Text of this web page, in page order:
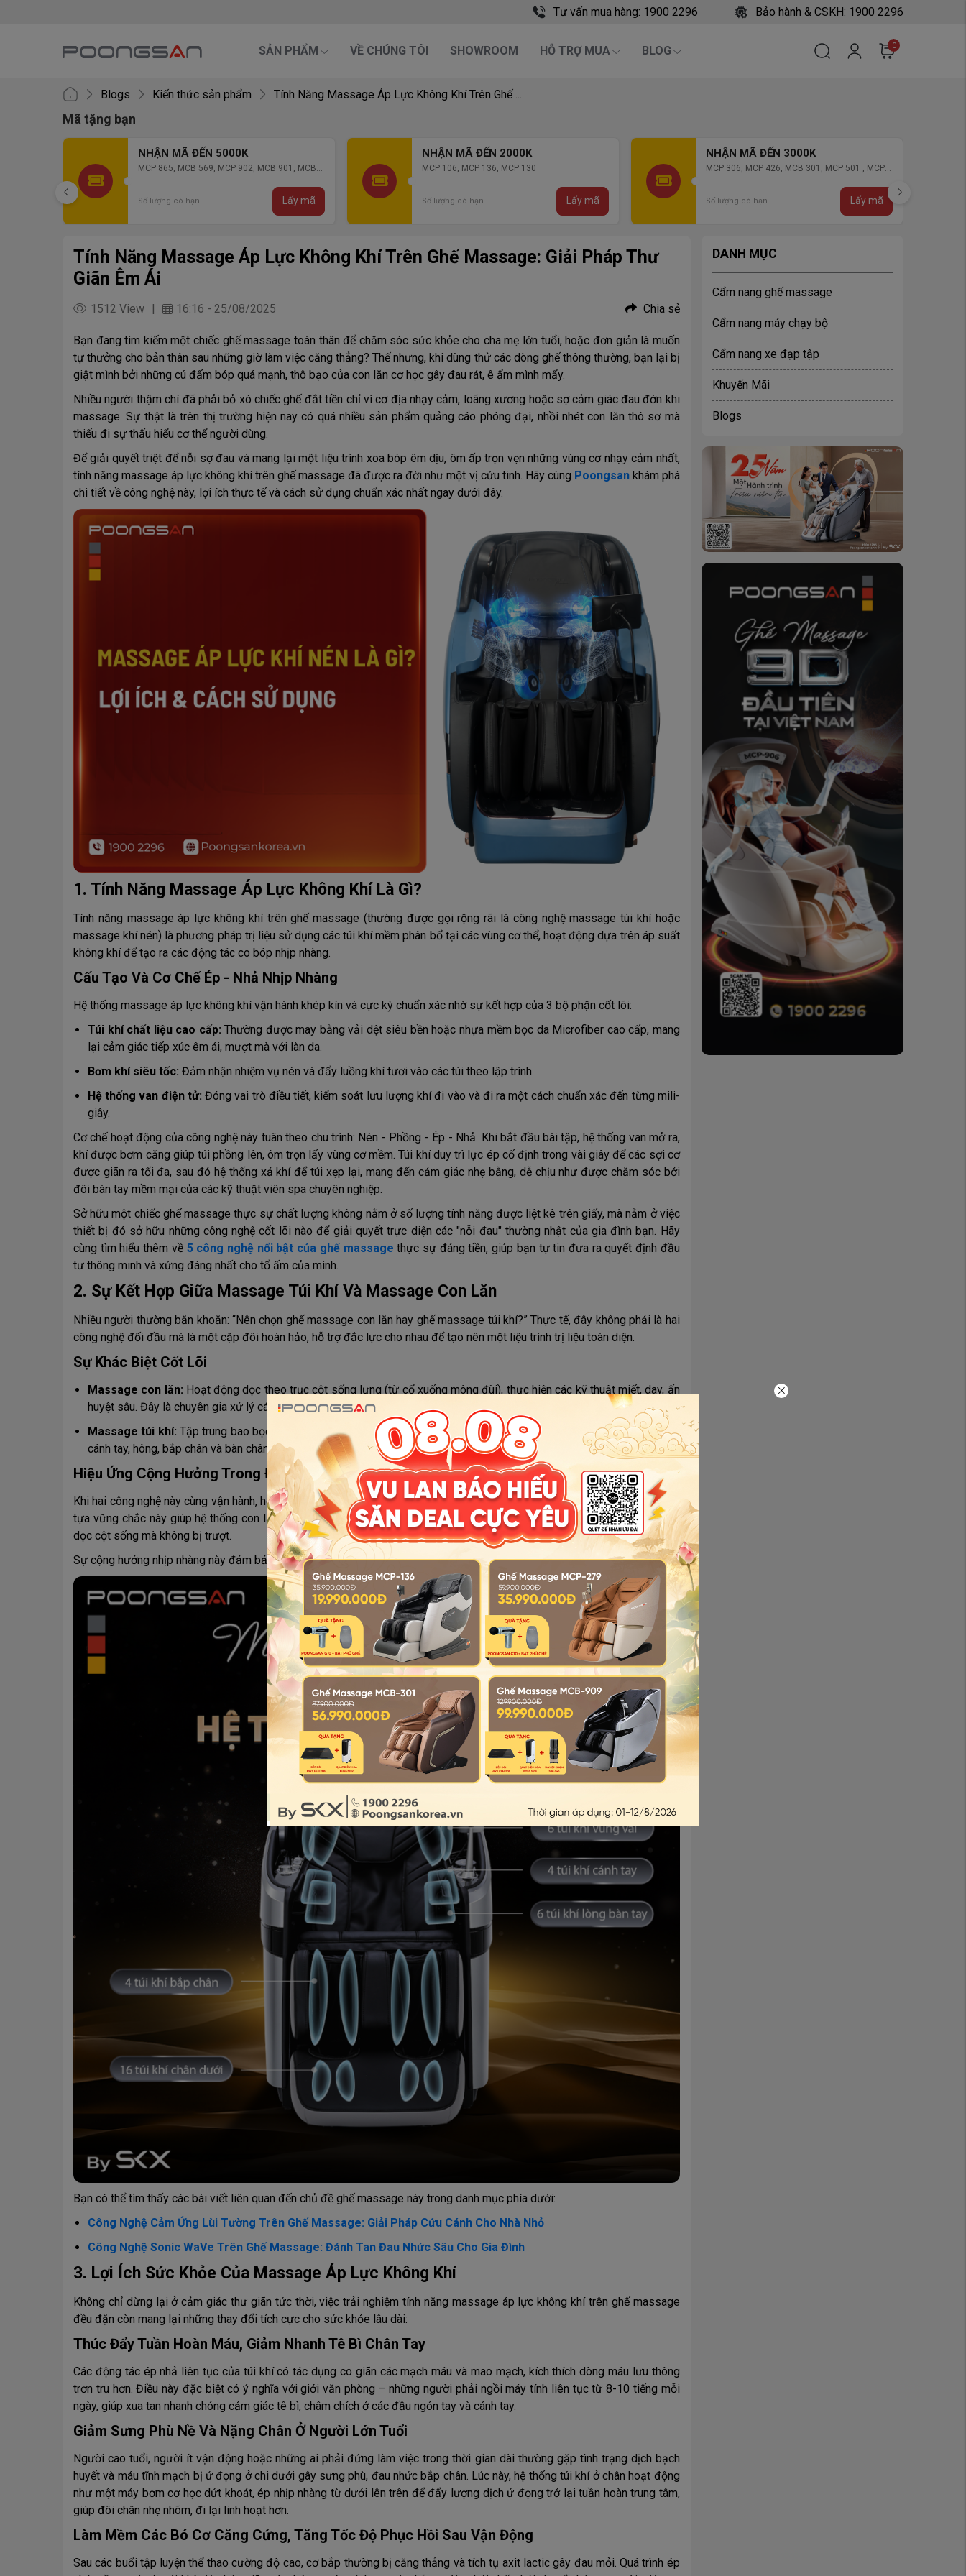
Tư vấn mua hàng: 1900 2296 Bảo hành & CSKH: 1900 2296
SẢN PHẨM VỀ CHÚNG TÔI SHOWROOM HỖ TRỢ MUA BLOG 0
Blogs Kiến thức sản phẩm Tính Năng Massage Áp Lực Không Khí Trên Ghế ...
Mã tặng bạn
NHẬN MÃ ĐẾN 2000K
MCP 106, MCP 136, MCP 130
Số lượng có hạn Lấy mã
NHẬN MÃ ĐẾN 3000K
MCP 306, MCP 426, MCB 301, MCP 501 , MCP
Số lượng có hạn Lấy mã
NHẬN MÃ ĐẾN 5000K
MCP 865, MCB 569, MCP 902, MCB 901, MCB
Số lượng có hạn Lấy mã
Tính Năng Massage Áp Lực Không Khí Trên Ghế Massage: Giải Pháp Thư
Giãn Êm Ái
1512 View 16:16 - 25/08/2025 Chia sẻ
Bạn đang tìm kiếm một chiếc ghế massage toàn thân để chăm sóc sức khỏe cho cha mẹ lớn tuổi, hoặc đơn giản là muốn
tự thưởng cho bản thân sau những giờ làm việc căng thẳng? Thế nhưng, khi dùng thử các dòng ghế thông thường, bạn lại bị
giật mình bởi những cú đấm bóp quá mạnh, thô bạo của con lăn cơ học gây đau rát, ê ẩm mình mẩy.
Nhiều người thậm chí đã phải bỏ xó chiếc ghế đắt tiền chỉ vì cơ địa nhạy cảm, loãng xương hoặc sợ cảm giác đau đớn khi
massage. Sự thật là trên thị trường hiện nay có quá nhiều sản phẩm quảng cáo phóng đại, nhồi nhét con lăn thô sơ mà
thiếu đi sự thấu hiểu cơ thể người dùng.
Để giải quyết triệt để nỗi sợ đau và mang lại một liệu trình xoa bóp êm dịu, ôm ấp trọn vẹn những vùng cơ nhạy cảm nhất,
tính năng massage áp lực không khí trên ghế massage đã được ra đời như một vị cứu tinh. Hãy cùng Poongsankhám phá
chi tiết về công nghệ này, lợi ích thực tế và cách sử dụng chuẩn xác nhất ngay dưới đây.
1. Tính Năng Massage Áp Lực Không Khí Là Gì?
Tính năng massage áp lực không khí trên ghế massage (thường được gọi rộng rãi là công nghệ massage túi khí hoặc
massage khí nén) là phương pháp trị liệu sử dụng các túi khí mềm phân bổ tại các vùng cơ thể, hoạt động dựa trên áp suất
không khí để tạo ra các động tác co bóp nhịp nhàng.
Cấu Tạo Và Cơ Chế Ép - Nhả Nhịp Nhàng
Hệ thống massage áp lực không khí vận hành khép kín và cực kỳ chuẩn xác nhờ sự kết hợp của 3 bộ phận cốt lõi:
Túi khí chất liệu cao cấp:Thường được may bằng vải dệt siêu bền hoặc nhựa mềm bọc da Microfiber cao cấp, mang
lại cảm giác tiếp xúc êm ái, mượt mà với làn da.
Bơm khí siêu tốc: Đảm nhận nhiệm vụ nén và đẩy luồng khí tươi vào các túi theo lập trình.
Hệ thống van điện tử:Đóng vai trò điều tiết, kiểm soát lưu lượng khí đi vào và đi ra một cách chuẩn xác đến từng mili-
giây.
Cơ chế hoạt động của công nghệ này tuân theo chu trình: Nén - Phồng - Ép - Nhả. Khi bắt đầu bài tập, hệ thống van mở ra,
khí được bơm căng giúp túi phồng lên, ôm trọn lấy vùng cơ mềm. Túi khí duy trì lực ép cố định trong vài giây để các sợi cơ
được giãn ra tối đa, sau đó hệ thống xả khí để túi xẹp lại, mang đến cảm giác nhẹ bẫng, dễ chịu như được chăm sóc bởi
đôi bàn tay mềm mại của các kỹ thuật viên spa chuyên nghiệp.
Sở hữu một chiếc ghế massage thực sự chất lượng không nằm ở số lượng tính năng được liệt kê trên giấy, mà nằm ở việc
thiết bị đó sở hữu những công nghệ cốt lõi nào để giải quyết trực diện các "nỗi đau" thường nhật của gia đình bạn. Hãy
cùng tìm hiểu thêm về 5 công nghệ nổi bật của ghế massage thực sự đáng tiền, giúp bạn tự tin đưa ra quyết định đầu
tư thông minh và xứng đáng nhất cho tổ ấm của mình.
2. Sự Kết Hợp Giữa Massage Túi Khí Và Massage Con Lăn
Nhiều người thường băn khoăn: “Nên chọn ghế massage con lăn hay ghế massage túi khí?” Thực tế, đây không phải là hai
công nghệ đối đầu mà là một cặp đôi hoàn hảo, hỗ trợ đắc lực cho nhau để tạo nên một liệu trình trị liệu toàn diện.
Sự Khác Biệt Cốt Lõi
Massage con lăn: Hoạt động dọc theo trục cột sống lưng (từ cổ xuống mông đùi), thực hiện các kỹ thuật miết, day, ấn
huyệt sâu. Đây là chuyên gia xử lý các điểm đau mỏi tầng sâu ở hệ xương khớp.
Massage túi khí:Tập trung bao bọc những vùng cơ mềm lớn, trải rộng mà con lăn không thể tiếp cận được như bả vai,
cánh tay, hông, bắp chân và bàn chân.
Hiệu Ứng Cộng Hưởng Trong Đấm - Ngoài Xoa
Khi hai công nghệ này cùng vận hành, hệ thống túi khí hông và vai sẽ phồng lên, giữ chặt cơ thể cố định vào lòng ghế. Điểm
tựa vững chắc này giúp hệ thống con lăn phía sau lưng có thể nhô cao hơn, miết sâu và chính xác hơn vào các huyệt đạo
dọc cột sống mà không bị trượt.
Sự cộng hưởng nhịp nhàng này đảm bảo mọi bó cơ trên cơ thể, từ bề mặt đến tầng sâu, đều được chăm sóc trọn vẹn.
Bạn có thể tìm thấy các bài viết liên quan đến chủ đề ghế massage này trong danh mục phía dưới:
Công Nghệ Cảm Ứng Lùi Tường Trên Ghế Massage: Giải Pháp Cứu Cánh Cho Nhà Nhỏ
Công Nghệ Sonic WaVe Trên Ghế Massage: Đánh Tan Đau Nhức Sâu Cho Gia Đình
3. Lợi Ích Sức Khỏe Của Massage Áp Lực Không Khí
Không chỉ dừng lại ở cảm giác thư giãn tức thời, việc trải nghiệm tính năng massage áp lực không khí trên ghế massage
đều đặn còn mang lại những thay đổi tích cực cho sức khỏe lâu dài:
Thúc Đẩy Tuần Hoàn Máu, Giảm Nhanh Tê Bì Chân Tay
Các động tác ép nhả liên tục của túi khí có tác dụng co giãn các mạch máu và mao mạch, kích thích dòng máu lưu thông
trơn tru hơn. Điều này đặc biệt có ý nghĩa với giới văn phòng – những người phải ngồi máy tính liên tục từ 8-10 tiếng mỗi
ngày, giúp xua tan nhanh chóng cảm giác tê bì, châm chích ở các đầu ngón tay và cánh tay.
Giảm Sưng Phù Nề Và Nặng Chân Ở Người Lớn Tuổi
Người cao tuổi, người ít vận động hoặc những ai phải đứng làm việc trong thời gian dài thường gặp tình trạng dịch bạch
huyết và máu tĩnh mạch bị ứ đọng ở chi dưới gây sưng phù, đau nhức bắp chân. Lúc này, hệ thống túi khí ở chân hoạt động
như một máy bơm cơ học dứt khoát, ép nhịp nhàng từ dưới lên trên để đẩy lượng dịch ứ đọng trở lại tuần hoàn trung tâm,
giúp đôi chân nhẹ nhõm, đi lại linh hoạt hơn.
Làm Mềm Các Bó Cơ Căng Cứng, Tăng Tốc Độ Phục Hồi Sau Vận Động
Sau các buổi tập luyện thể thao cường độ cao, cơ bắp thường bị căng thẳng và tích tụ axit lactic gây đau mỏi. Quá trình ép
DANH MỤC
Cẩm nang ghế massage
Cẩm nang máy chạy bộ
Cẩm nang xe đạp tập
Khuyến Mãi
Blogs